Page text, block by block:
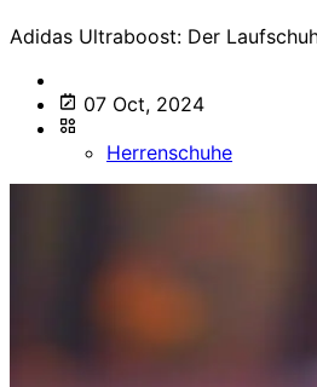
Adidas Ultraboost: Der
07 Oct, 2024
Herrenschuhe